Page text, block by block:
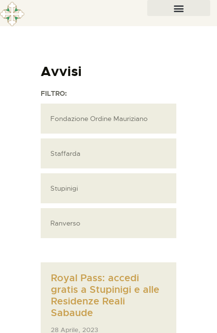
Avvisi
FILTRO:
Fondazione Ordine Mauriziano
Staffarda
Stupinigi
Ranverso
Royal Pass: accedi
gratis a Stupinigi e alle
Residenze Reali
Sabaude
28 Aprile, 2023